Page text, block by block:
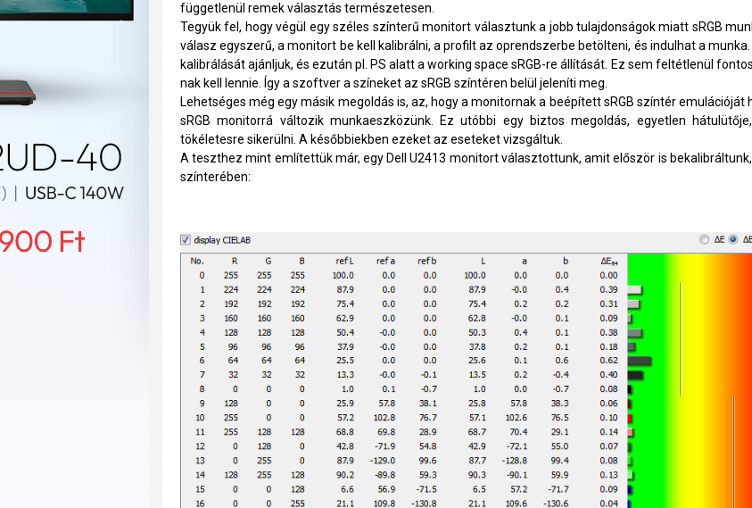
függetlenül remek választás természetesen.
Tegyük fel, hogy végül egy széles színterű monitort választunk a jobb tulajdonságok miatt sRGB
válasz egyszerű, a monitort be kell kalibrálni, a profilt az oprendszerbe betölteni, és indulhat a
kalibrálását ajánljuk, és ezután pl. PS alatt a working space sRGB-re állítását. Ez sem feltétlenül
nak kell lennie. Így a szoftver a színeket az sRGB színtéren belül jeleníti meg.
Lehetséges még egy másik megoldás is, az, hogy a monitornak a beépített sRGB színtér
sRGB monitorrá változik munkaeszközünk. Ez utóbbi egy biztos megoldás, egyetlen
tökéletesre sikerülni. A későbbiekben ezeket az eseteket vizsgáltuk.
A teszthez mint említettük már, egy Dell U2413 monitort választottunk, amit először is
színterében: